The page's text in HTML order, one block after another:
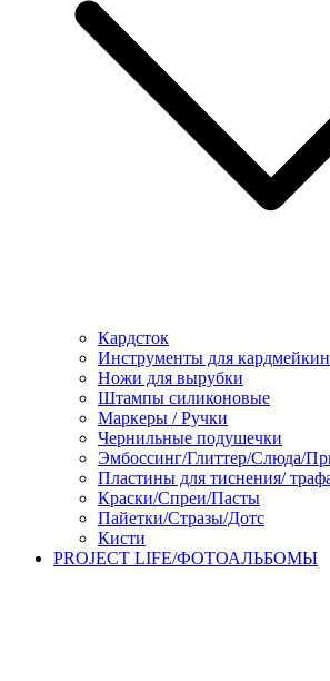
Кардсток
Инструменты для
Ножи для вырубки
Штампы силиконовые
Маркеры / Ручки
Чернильные подушечки
Эмбоссинг/Глиттер/Слюда/
Пластины для тиснения/
Краски/Спреи/Пасты
Пайетки/Стразы/Дотс
Кисти
PROJECT LIFE/ФОТОАЛЬБОМЫ